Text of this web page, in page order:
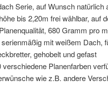
Serie, auf Wunsch
bis 2,20m frei wählbar, auf
680 Gramm pro m
serienmäßig mit weißem Dach,
gehobelt und gefast
verschiedene Planenfarben
wie z.B. andere